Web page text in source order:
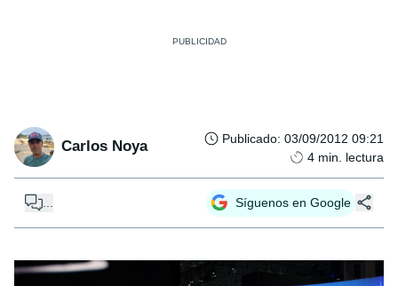
Carlos Noya Publicado: 03/09/2012 09:21
4 min. lectura
Síguenos en Google